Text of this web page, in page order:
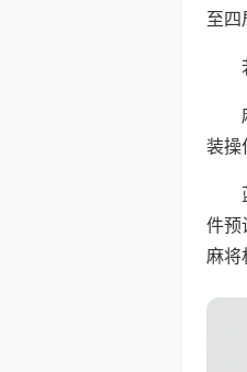
至四
装操
件预
麻将